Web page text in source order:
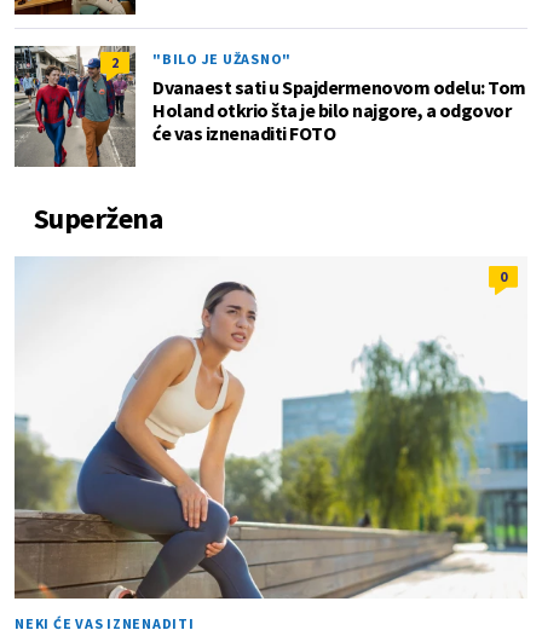
2 "BILO JE UŽASNO"
Dvanaest sati u Spajdermenovom odelu: Tom
Holand otkrio šta je bilo najgore, a odgovor
će vas iznenaditi FOTO
Superžena
0
NEKI ĆE VAS IZNENADITI